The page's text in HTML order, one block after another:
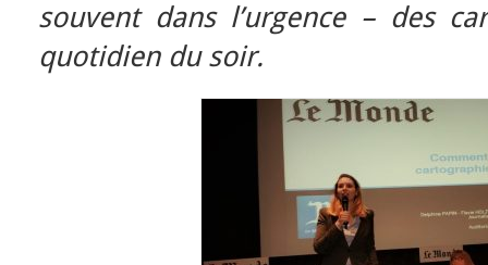
souvent dans l’urgence – des
quotidien du soir.